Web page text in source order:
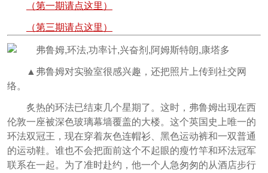
（第一期请点这里）
（第三期请点这里）
▲弗鲁姆对实验室很感兴趣，还把照片上传到社交网
络。
炙热的环法已结束几个星期了。这时，弗鲁姆出现在西
伦敦一座被深色玻璃幕墙覆盖的大楼。这个英国史上唯一的
环法双冠王，现在穿着灰色连帽衫、黑色运动裤和一双普通
的运动鞋。谁也不会把面前这个不起眼的瘦竹竿和环法冠军
联系在一起。为了准时赴约，他一个人急匆匆的从酒店步行